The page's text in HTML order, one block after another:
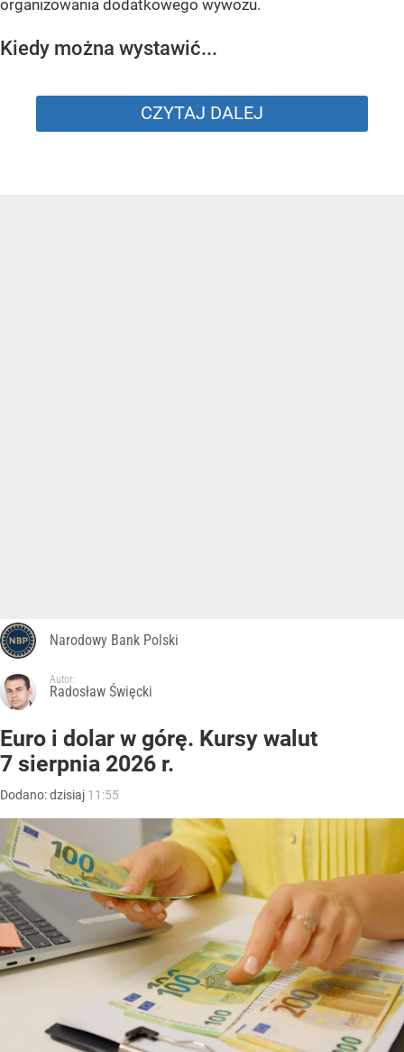
organizowania dodatkowego wywozu.
Kiedy można wystawić...
CZYTAJ DALEJ
Narodowy Bank Polski
Autor:
Radosław Święcki
Euro i dolar w górę. Kursy walut
7 sierpnia 2026 r.
Dodano:dzisiaj 11:55